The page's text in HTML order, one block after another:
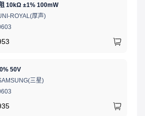
10kΩ ±1% 100mW
ROYAL(厚声)
50V
三星)